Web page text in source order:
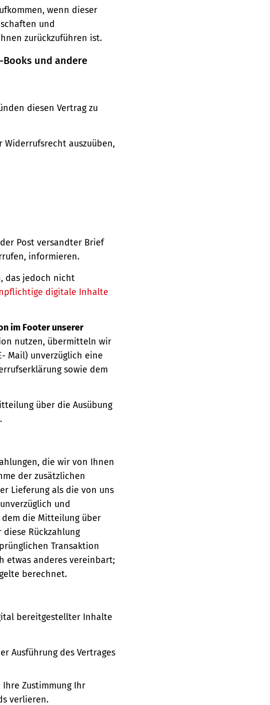
wenn dieser
und
zurückzuführen ist.
und andere
diesen Vertrag zu
Widerrufsrecht auszuüben,
Post versandter Brief
informieren.
das jedoch nicht
digitale Inhalte
im Footer unserer
nutzen, übermitteln wir
Mail) unverzüglich eine
sowie dem
über die Ausübung
die wir von Ihnen
der zusätzlichen
Lieferung als die von uns
und
dem die Mitteilung über
Rückzahlung
Transaktion
etwas anderes vereinbart;
berechnet.
bereitgestellter Inhalte
Ausführung des Vertrages
Zustimmung Ihr
verlieren.